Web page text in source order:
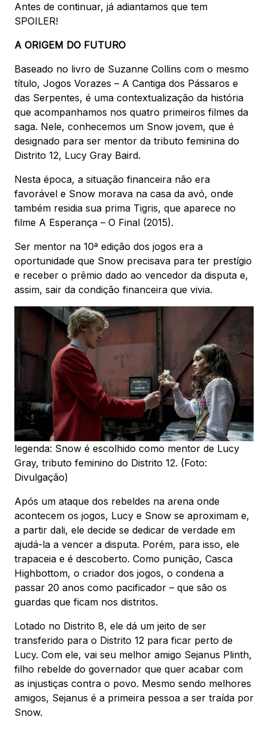
Antes de continuar, já adiantamos que tem
SPOILER!
A ORIGEM DO FUTURO
Baseado no livro de Suzanne Collins com o mesmo
título, Jogos Vorazes – A Cantiga dos Pássaros e
das Serpentes, é uma contextualização da história
que acompanhamos nos quatro primeiros filmes da
saga. Nele, conhecemos um Snow jovem, que é
designado para ser mentor da tributo feminina do
Distrito 12, Lucy Gray Baird.
Nesta época, a situação financeira não era
favorável e Snow morava na casa da avó, onde
também residia sua prima Tigris, que aparece no
filme A Esperança – O Final (2015).
Ser mentor na 10ª edição dos jogos era a
oportunidade que Snow precisava para ter prestígio
e receber o prêmio dado ao vencedor da disputa e,
assim, sair da condição financeira que vivia.
legenda: Snow é escolhido como mentor de Lucy
Gray, tributo feminino do Distrito 12. (Foto:
Divulgação)
Após um ataque dos rebeldes na arena onde
acontecem os jogos, Lucy e Snow se aproximam e,
a partir dali, ele decide se dedicar de verdade em
ajudá-la a vencer a disputa. Porém, para isso, ele
trapaceia e é descoberto. Como punição, Casca
Highbottom, o criador dos jogos, o condena a
passar 20 anos como pacificador – que são os
guardas que ficam nos distritos.
Lotado no Distrito 8, ele dá um jeito de ser
transferido para o Distrito 12 para ficar perto de
Lucy. Com ele, vai seu melhor amigo Sejanus Plinth,
filho rebelde do governador que quer acabar com
as injustiças contra o povo. Mesmo sendo melhores
amigos, Sejanus é a primeira pessoa a ser traída por
Snow.